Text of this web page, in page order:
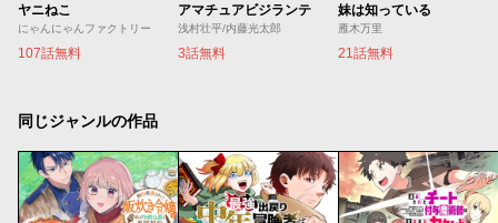
ヤニねこ
にゃんにゃんファクトリー
107話無料
アマチュアビジランテ
浅村壮平/内藤光太郎
3話無料
妹は知っている
雁木万里
21話無料
同じジャンルの作品